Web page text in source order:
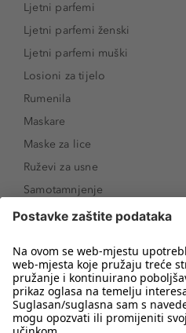
Ljetni parfemi
Ljetni parfemi ženski
Ljetni parfemi muški
Losioni za tijelo
Rumenila
Maskare
Maske za lice
Ruževi za usne
Samotamnjenje
Puderi
Proizvodi za obrve
Sunce i zaštita
Serumi za lice
Proizvodi za čišćenje lica